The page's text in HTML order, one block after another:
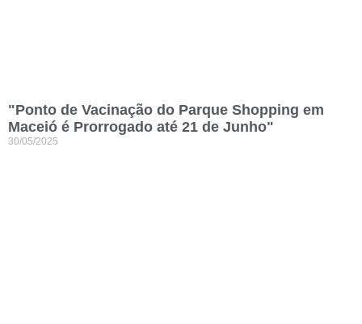
"Ponto de Vacinação do Parque Shopping em
Maceió é Prorrogado até 21 de Junho"
30/05/2025